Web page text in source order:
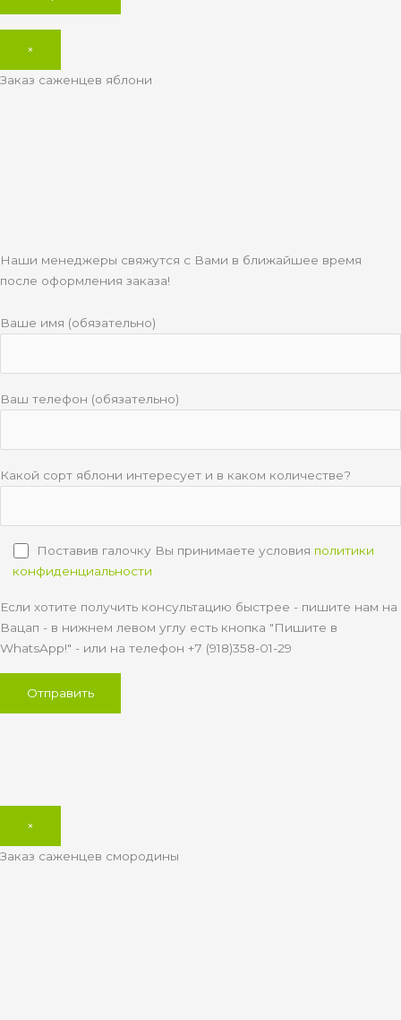
×
Заказ саженцев яблони
Наши менеджеры свяжутся с Вами в ближайшее время
после оформления заказа!
Ваше имя (обязательно)
Ваш телефон (обязательно)
Какой сорт яблони интересует и в каком количестве?
Поставив галочку Вы принимаете условия политики
конфиденциальности
Если хотите получить консультацию быстрее - пишите нам на
Вацап - в нижнем левом углу есть кнопка "Пишите в
WhatsApp!" - или на телефон +7 (918)358-01-29
×
Заказ саженцев смородины